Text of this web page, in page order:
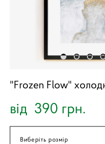
"Frozen Flow"
від 390 грн.
Виберіть розмір